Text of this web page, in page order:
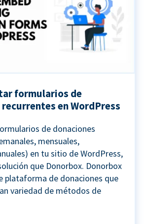
formularios de
en WordPress
de donaciones
mensuales,
en tu sitio de WordPress,
que Donorbox. Donorbox
plataforma de donaciones que
variedad de métodos de